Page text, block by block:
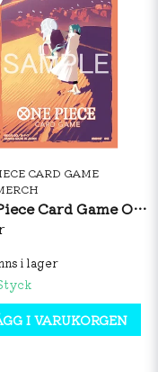
CARD GAME
One Piece Card Game Official Sleeves: Nefeltari Vivi Vol.5
i lager
I VARUKORGEN